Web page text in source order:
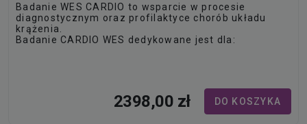
Badanie WES CARDIO to wsparcie w procesie
diagnostycznym oraz profilaktyce chorób układu
krążenia.
Badanie CARDIO WES dedykowane jest dla:
2398,00 zł DO KOSZYKA